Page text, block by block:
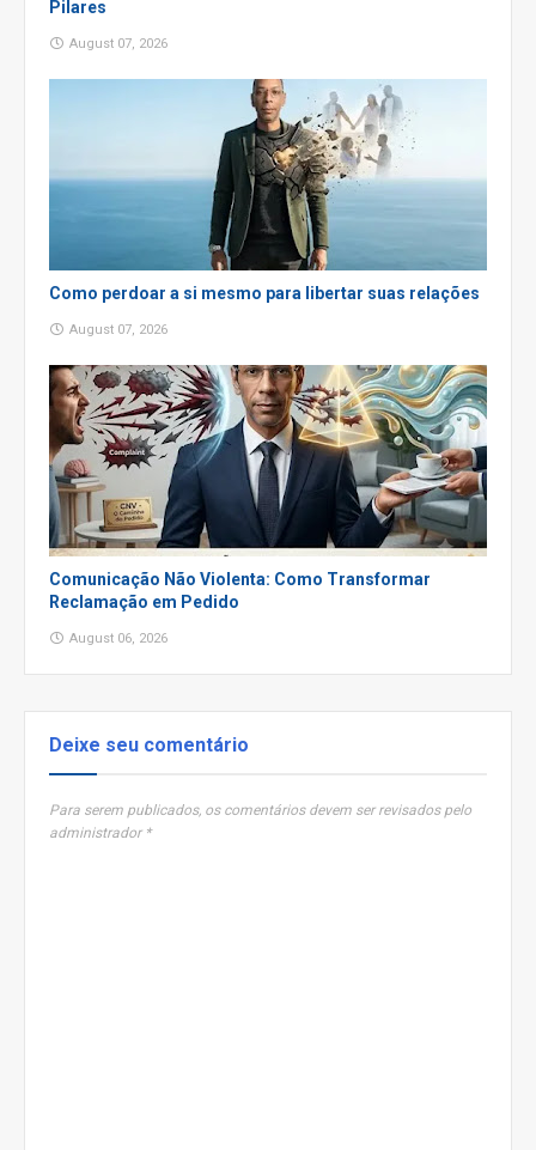
Pilares
August 07, 2026
Como perdoar a si mesmo para libertar suas relações
August 07, 2026
Comunicação Não Violenta: Como Transformar
Reclamação em Pedido
August 06, 2026
Deixe seu comentário
Para serem publicados, os comentários devem ser revisados pelo
administrador *